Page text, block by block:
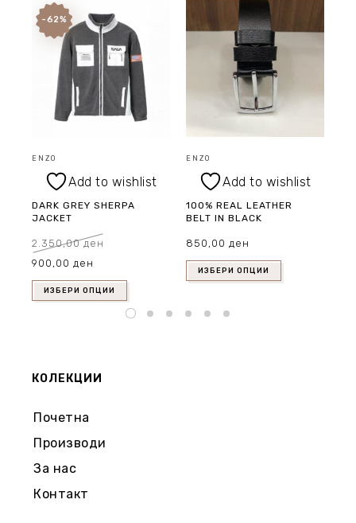
-62%
ENZO
Add to wishlist
DARK GREY SHERPA
JACKET
2.350,00ден
Original
price
was:
2.350,00 ден.
900,00 ден
900,00 ден.
ИЗБЕРИ ОПЦИИ
ENZO
Add to wishlist
100% REAL LEATHER
BELT IN BLACK
850,00 ден
ИЗБЕРИ ОПЦИИ
КОЛЕКЦИИ
Почетна
Производи
За нас
Контакт